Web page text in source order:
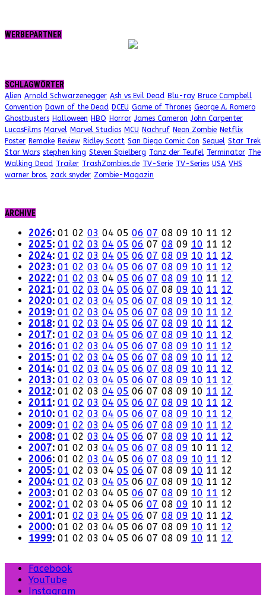
WERBEPARTNER
SCHLAGWÖRTER
Alien Arnold Schwarzenegger Ash vs Evil Dead Blu-ray Bruce Campbell
Convention Dawn of the Dead DCEU Game of Thrones George A. Romero
Ghostbusters Halloween HBO Horror James Cameron John Carpenter
LucasFilms Marvel Marvel Studios MCU Nachruf Neon Zombie Netflix
Poster Remake Review Ridley Scott San Diego Comic Con Sequel Star Trek
Star Wars stephen king Steven Spielberg Tanz der Teufel Terminator The
Walking Dead Trailer TrashZombies.de TV-Serie TV-Series USA VHS
warner bros. zack snyder Zombie-Magazin
ARCHIVE
2026: 01 02 03 04 05 06 07 08 09 10 11 12
2025: 01 02 03 04 05 06 07 08 09 10 11 12
2024: 01 02 03 04 05 06 07 08 09 10 11 12
2023: 01 02 03 04 05 06 07 08 09 10 11 12
2022: 01 02 03 04 05 06 07 08 09 10 11 12
2021: 01 02 03 04 05 06 07 08 09 10 11 12
2020: 01 02 03 04 05 06 07 08 09 10 11 12
2019: 01 02 03 04 05 06 07 08 09 10 11 12
2018: 01 02 03 04 05 06 07 08 09 10 11 12
2017: 01 02 03 04 05 06 07 08 09 10 11 12
2016: 01 02 03 04 05 06 07 08 09 10 11 12
2015: 01 02 03 04 05 06 07 08 09 10 11 12
2014: 01 02 03 04 05 06 07 08 09 10 11 12
2013: 01 02 03 04 05 06 07 08 09 10 11 12
2012: 01 02 03 04 05 06 07 08 09 10 11 12
2011: 01 02 03 04 05 06 07 08 09 10 11 12
2010: 01 02 03 04 05 06 07 08 09 10 11 12
2009: 01 02 03 04 05 06 07 08 09 10 11 12
2008: 01 02 03 04 05 06 07 08 09 10 11 12
2007: 01 02 03 04 05 06 07 08 09 10 11 12
2006: 01 02 03 04 05 06 07 08 09 10 11 12
2005: 01 02 03 04 05 06 07 08 09 10 11 12
2004: 01 02 03 04 05 06 07 08 09 10 11 12
2003: 01 02 03 04 05 06 07 08 09 10 11 12
2002: 01 02 03 04 05 06 07 08 09 10 11 12
2001: 01 02 03 04 05 06 07 08 09 10 11 12
2000: 01 02 03 04 05 06 07 08 09 10 11 12
1999: 01 02 03 04 05 06 07 08 09 10 11 12
Facebook
YouTube
Instagram